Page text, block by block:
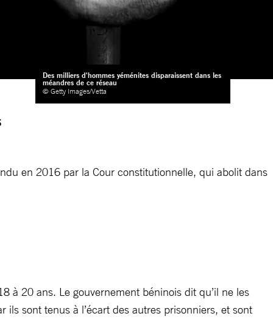
Des milliers d'hommes yéménites disparaissent dans les
méandres de ce réseau
© Getty Images/Vetta
en 2016 par la Cour constitutionnelle, qui abolit dans
à 20 ans. Le gouvernement béninois dit qu’il ne les
sont tenus à l’écart des autres prisonniers, et sont